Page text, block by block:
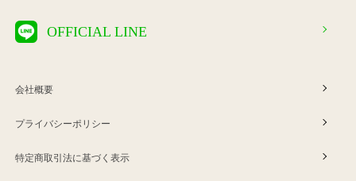
OFFICIAL LINE
会社概要
プライバシーポリシー
特定商取引法に基づく表示